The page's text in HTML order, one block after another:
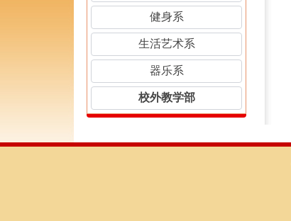
健身系
生活艺术系
器乐系
校外教学部